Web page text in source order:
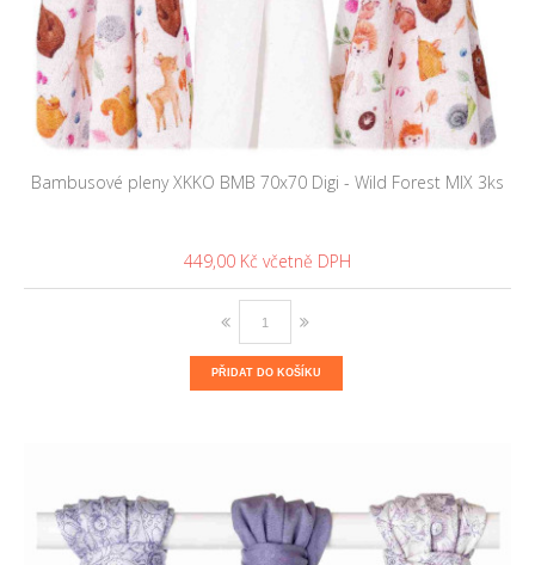
Bambusové pleny XKKO BMB 70x70 Digi - Wild Forest MIX 3ks
449,00 Kč
PŘIDAT DO KOŠÍKU